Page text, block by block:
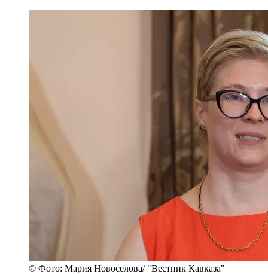
© Фото: Мария Новоселова/ "Вестник Кавказа"